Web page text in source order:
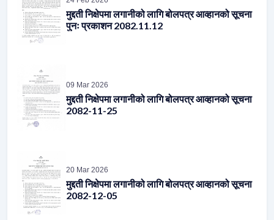
मुद्दती निक्षेपमा लगानीको लागि बोलपत्र आव्हानको सूचना
पुनः प्रकाशन 2082.11.12
09 Mar 2026
मुद्दती निक्षेपमा लगानीको लागि बोलपत्र आव्हानको सूचना
2082-11-25
20 Mar 2026
मुद्दती निक्षेपमा लगानीको लागि बोलपत्र आव्हानको सूचना
2082-12-05